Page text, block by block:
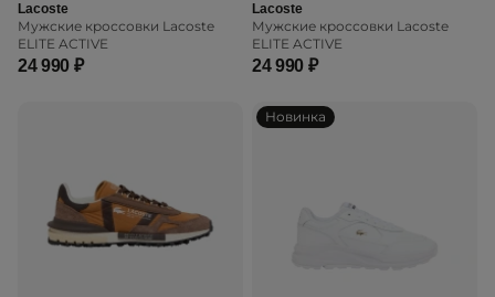
Lacoste
Мужские кроссовки Lacoste
ELITE ACTIVE
24 990 ₽
Lacoste
Мужские кроссовки Lacoste
ELITE ACTIVE
24 990 ₽
Новинка